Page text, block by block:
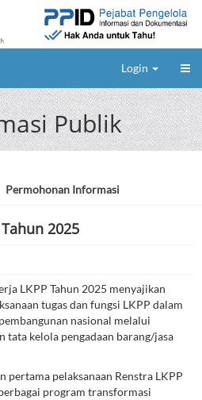
Login
Publik
Permohonan Informasi
2025
LKPP Tahun 2025 menyajikan
tugas dan fungsi LKPP dalam
nasional melalui
tata kelola pengadaan barang/jasa
pertama pelaksanaan Renstra LKPP
program transformasi